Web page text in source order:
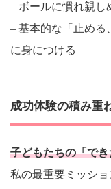
– ボールに慣れ親し
– 基本的な「止める
に身につける
成功体験の積み重
子どもたちの「で
私の最重要ミッシ